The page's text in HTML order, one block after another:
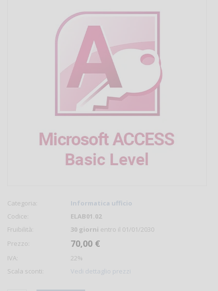
Categoria:
Informatica ufficio
Codice:
ELAB01.02
Fruibilità:
30 giorni entro il 01/01/2030
Prezzo:
70,00 €
IVA:
22%
Scala sconti:
Vedi dettaglio prezzi